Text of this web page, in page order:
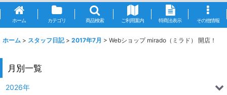
ホーム カテゴリ 商品検索 ご利用案内 特商法表示 その他情報
ホーム > スタッフ日記 > 2017年7月 > Webショップ mirado（ミラド） 開店！
月別一覧
2026年